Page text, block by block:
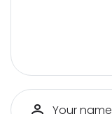
Your name